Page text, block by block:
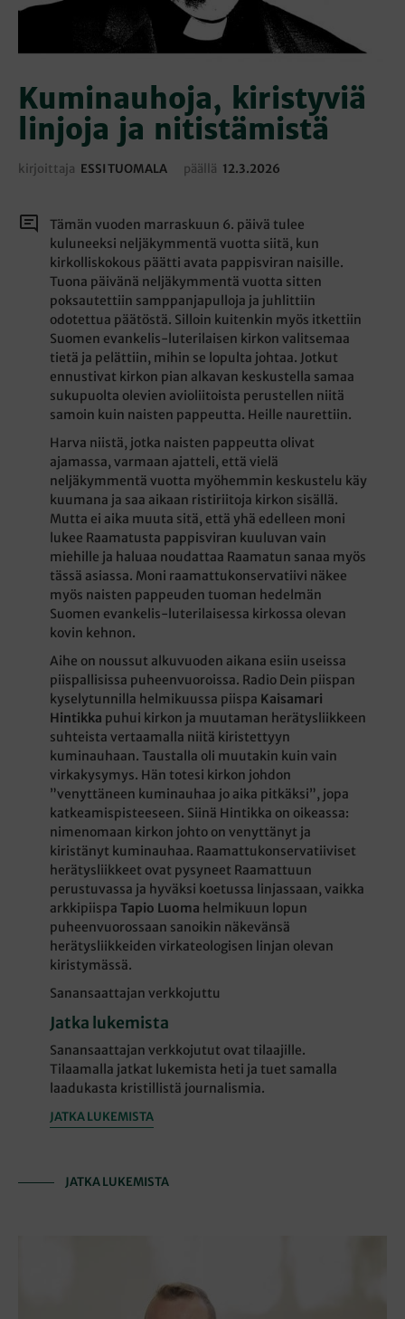
Kuminauhoja, kiristyviä
linjoja ja nitistämistä
kirjoittaja ESSI TUOMALA päällä 12.3.2026
Tämän vuoden marraskuun 6. päivä tulee
kuluneeksi neljäkymmentä vuotta siitä, kun
kirkolliskokous päätti avata pappisviran naisille.
Tuona päivänä neljäkymmentä vuotta sitten
poksautettiin samppanjapulloja ja juhlittiin
odotettua päätöstä. Silloin kuitenkin myös itkettiin
Suomen evankelis-luterilaisen kirkon valitsemaa
tietä ja pelättiin, mihin se lopulta johtaa. Jotkut
ennustivat kirkon pian alkavan keskustella samaa
sukupuolta olevien avioliitoista perustellen niitä
samoin kuin naisten pappeutta. Heille naurettiin.
Harva niistä, jotka naisten pappeutta olivat
ajamassa, varmaan ajatteli, että vielä
neljäkymmentä vuotta myöhemmin keskustelu käy
kuumana ja saa aikaan ristiriitoja kirkon sisällä.
Mutta ei aika muuta sitä, että yhä edelleen moni
lukee Raamatusta pappisviran kuuluvan vain
miehille ja haluaa noudattaa Raamatun sanaa myös
tässä asiassa. Moni raamattukonservatiivi näkee
myös naisten pappeuden tuoman hedelmän
Suomen evankelis-luterilaisessa kirkossa olevan
kovin kehnon.
Aihe on noussut alkuvuoden aikana esiin useissa
piispallisissa puheenvuoroissa. Radio Dein piispan
kyselytunnilla helmikuussa piispa Kaisamari
Hintikka puhui kirkon ja muutaman herätysliikkeen
suhteista vertaamalla niitä kiristettyyn
kuminauhaan. Taustalla oli muutakin kuin vain
virkakysymys. Hän totesi kirkon johdon
”venyttäneen kuminauhaa jo aika pitkäksi”, jopa
katkeamispisteeseen. Siinä Hintikka on oikeassa:
nimenomaan kirkon johto on venyttänyt ja
kiristänyt kuminauhaa. Raamattukonservatiiviset
herätysliikkeet ovat pysyneet Raamattuun
perustuvassa ja hyväksi koetussa linjassaan, vaikka
arkkipiispaTapio Luoma helmikuun lopun
puheenvuorossaan sanoikin näkevänsä
herätysliikkeiden virkateologisen linjan olevan
kiristymässä.
Sanansaattajan verkkojuttu
Jatka lukemista
Sanansaattajan verkkojutut ovat tilaajille.
Tilaamalla jatkat lukemista heti ja tuet samalla
laadukasta kristillistä journalismia.
JATKA LUKEMISTA
JATKA LUKEMISTA